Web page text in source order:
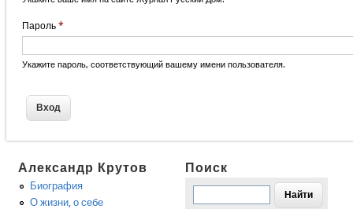
Пароль *
Укажите пароль, соответствующий вашему имени пользователя.
Александр Крутов
Биография
О жизни, о себе
Поиск